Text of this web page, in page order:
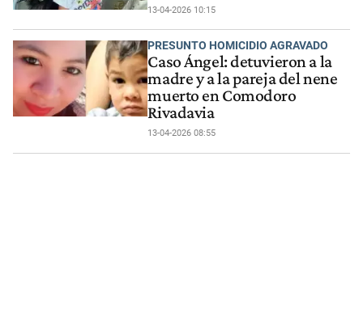
13-04-2026 10:15
PRESUNTO HOMICIDIO AGRAVADO
Caso Ángel: detuvieron a la
madre y a la pareja del nene
muerto en Comodoro
Rivadavia
13-04-2026 08:55